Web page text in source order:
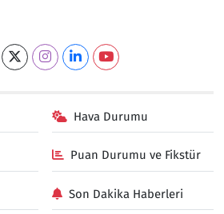
Hava Durumu
Puan Durumu ve Fikstür
Son Dakika Haberleri